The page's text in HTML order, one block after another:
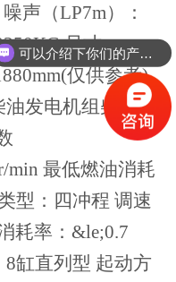
声（LP7m）：
尺寸：
仅供参考)
发电机组柴油机
min 最低燃油消耗
型：四冲程 调速
耗率：&le;0.7
缸直列型 起动方
可以介绍下你们的产品么？